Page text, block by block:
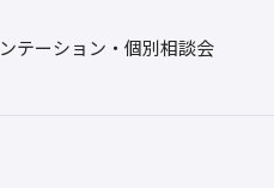
テーション・個別相談会